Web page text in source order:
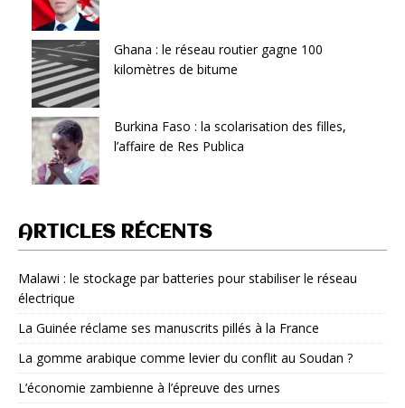
Ghana : le réseau routier gagne 100
kilomètres de bitume
Burkina Faso : la scolarisation des filles,
l’affaire de Res Publica
ARTICLES RÉCENTS
Malawi : le stockage par batteries pour stabiliser le réseau
électrique
La Guinée réclame ses manuscrits pillés à la France
La gomme arabique comme levier du conflit au Soudan ?
L’économie zambienne à l’épreuve des urnes